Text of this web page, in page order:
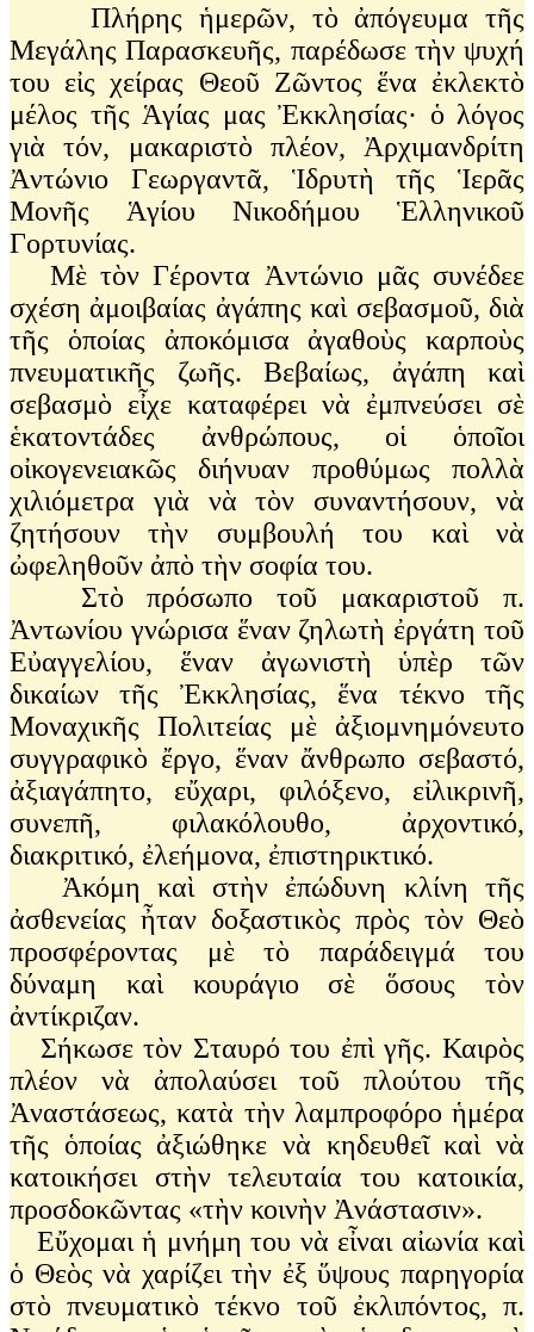
Πλήρης ἡμερῶν, τὸ ἀπόγευμα τῆς
Μεγάλης Παρασκευῆς, παρέδωσε τὴν ψυχή
του εἰς χείρας Θεοῦ Ζῶντος ἕνα ἐκλεκτὸ
μέλος τῆς Ἁγίας μας Ἐκκλησίας· ὁ λόγος
γιὰ τόν, μακαριστὸ πλέον, Ἀρχιμανδρίτη
Ἀντώνιο Γεωργαντᾶ, Ἱδρυτὴ τῆς Ἱερᾶς
Μονῆς Ἁγίου Νικοδήμου Ἑλληνικοῦ
Γορτυνίας.
Μὲ τὸν Γέροντα Ἀντώνιο μᾶς συνέδεε
σχέση ἀμοιβαίας ἀγάπης καὶ σεβασμοῦ, διὰ
τῆς ὁποίας ἀποκόμισα ἀγαθοὺς καρποὺς
πνευματικῆς ζωῆς. Βεβαίως, ἀγάπη καὶ
σεβασμὸ εἶχε καταφέρει νὰ ἐμπνεύσει σὲ
ἑκατοντάδες ἀνθρώπους, οἱ ὁποῖοι
οἰκογενειακῶς διήνυαν προθύμως πολλὰ
χιλιόμετρα γιὰ νὰ τὸν συναντήσουν, νὰ
ζητήσουν τὴν συμβουλή του καὶ νὰ
ὠφεληθοῦν ἀπὸ τὴν σοφία του.
Στὸ πρόσωπο τοῦ μακαριστοῦ π.
Ἀντωνίου γνώρισα ἕναν ζηλωτὴ ἐργάτη τοῦ
Εὐαγγελίου, ἕναν ἀγωνιστὴ ὑπὲρ τῶν
δικαίων τῆς Ἐκκλησίας, ἕνα τέκνο τῆς
Μοναχικῆς Πολιτείας μὲ ἀξιομνημόνευτο
συγγραφικὸ ἔργο, ἕναν ἄνθρωπο σεβαστό,
ἀξιαγάπητο, εὔχαρι, φιλόξενο, εἰλικρινῆ,
συνεπῆ, φιλακόλουθο, ἀρχοντικό,
διακριτικό, ἐλεήμονα, ἐπιστηρικτικό.
Ἀκόμη καὶ στὴν ἐπώδυνη κλίνη τῆς
ἀσθενείας ἦταν δοξαστικὸς πρὸς τὸν Θεὸ
προσφέροντας μὲ τὸ παράδειγμά του
δύναμη καὶ κουράγιο σὲ ὅσους τὸν
ἀντίκριζαν.
Σήκωσε τὸν Σταυρό του ἐπὶ γῆς. Καιρὸς
πλέον νὰ ἀπολαύσει τοῦ πλούτου τῆς
Ἀναστάσεως, κατὰ τὴν λαμπροφόρο ἡμέρα
τῆς ὁποίας ἀξιώθηκε νὰ κηδευθεῖ καὶ νὰ
κατοικήσει στὴν τελευταία του κατοικία,
προσδοκῶντας «τὴν κοινὴν Ἀνάστασιν».
Εὔχομαι ἡ μνήμη του νὰ εἶναι αἰωνία καὶ
ὁ Θεὸς νὰ χαρίζει τὴν ἐξ ὕψους παρηγορία
στὸ πνευματικὸ τέκνο τοῦ ἐκλιπόντος, π.